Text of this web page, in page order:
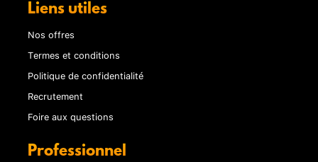
Liens utiles
Nos offres
Termes et conditions
Politique de confidentialité
Recrutement
Foire aux questions
Professionnel